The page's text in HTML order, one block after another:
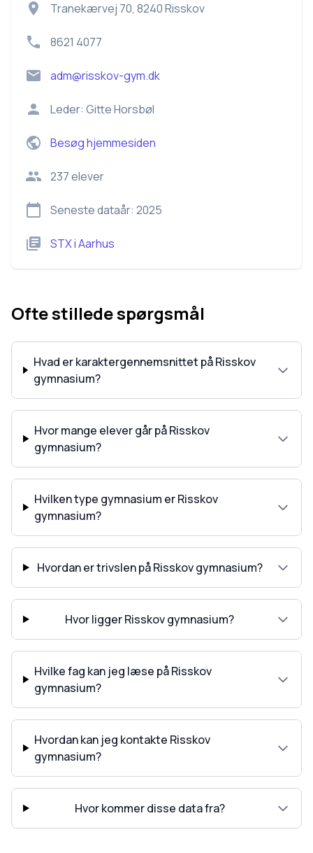
Tranekærvej 70, 8240 Risskov
8621 4077
adm@risskov-gym.dk
Leder: Gitte Horsbøl
Besøg hjemmesiden
237elever
Seneste dataår: 2025
STXiAarhus
Ofte stillede spørgsmål
Hvad er karaktergennemsnittet på Risskov
gymnasium?
Hvor mange elever går på Risskov
gymnasium?
Hvilken type gymnasium er Risskov
gymnasium?
Hvordan er trivslen på Risskov gymnasium?
Hvor ligger Risskov gymnasium?
Hvilke fag kan jeg læse på Risskov
gymnasium?
Hvordan kan jeg kontakte Risskov
gymnasium?
Hvor kommer disse data fra?